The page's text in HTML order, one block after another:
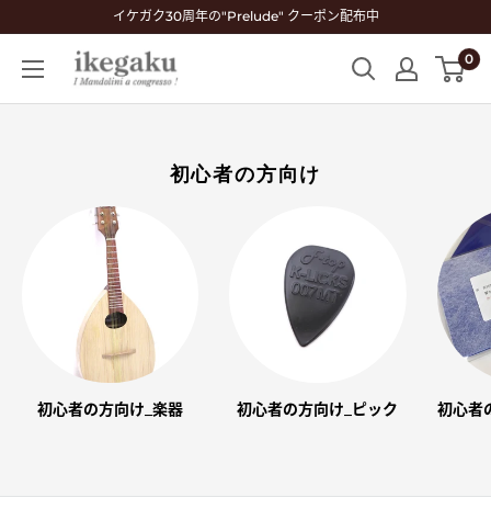
ン
イケガク30周年の"Prelude" クーポン配布中
Mandolin
&
0
初心者の方向け
初心者の方向け_楽器 初心者の方向け_ピック 初心者